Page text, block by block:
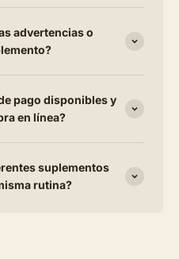
advertencias o
pago disponibles y
en línea?
suplementos
rutina?